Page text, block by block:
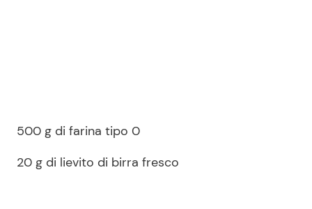
500 g di farina tipo 0
20 g di lievito di birra fresco